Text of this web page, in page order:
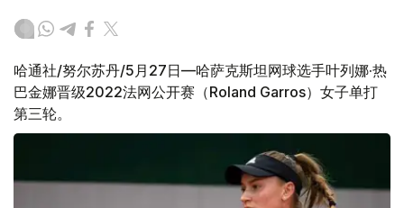
哈通社/努尔苏丹/5月27日—哈萨克斯坦网球选手叶列娜·热
巴金娜晋级2022法网公开赛（Roland Garros）女子单打
第三轮。